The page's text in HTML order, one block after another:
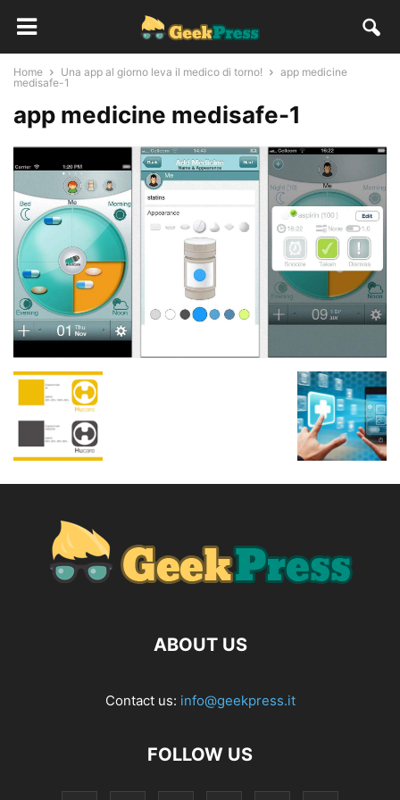
Home Una app al giorno leva il medico di torno!
app medicine
medisafe-1
app medicine medisafe-1
ABOUT US
Contact us: info@geekpress.it
FOLLOW US